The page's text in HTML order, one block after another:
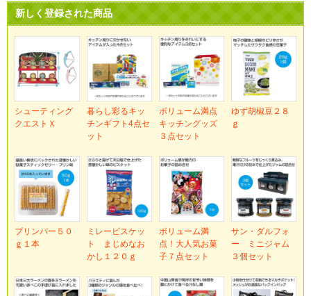
新しく登録された商品
シューティング
クエストＸ
暮らし彩るキッ
チンギフト4点セ
ット
ボリューム満点
キッチングッズ
３点セット
ゆず胡椒豆２８
ｇ
プリンバー５０
ｇ１本
ミレービスケッ
ト まじめなお
かし１２０ｇ
ボリューム満
点！大人気お菓
子７点セット
サン・ダルフォ
ー ミニジャム
３個セット